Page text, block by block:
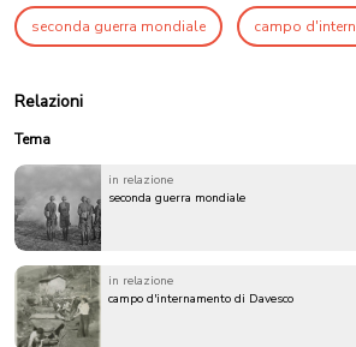
seconda guerra mondiale campo
Relazioni
Tema
in relazione
seconda guerra mondiale
in relazione
campo d'internamento di Davesco